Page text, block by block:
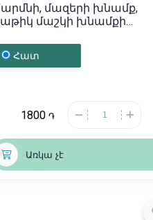
մազերի խնամք,
մաշկի խնամքի
Հատ
1800 ֏
Առկա չէ